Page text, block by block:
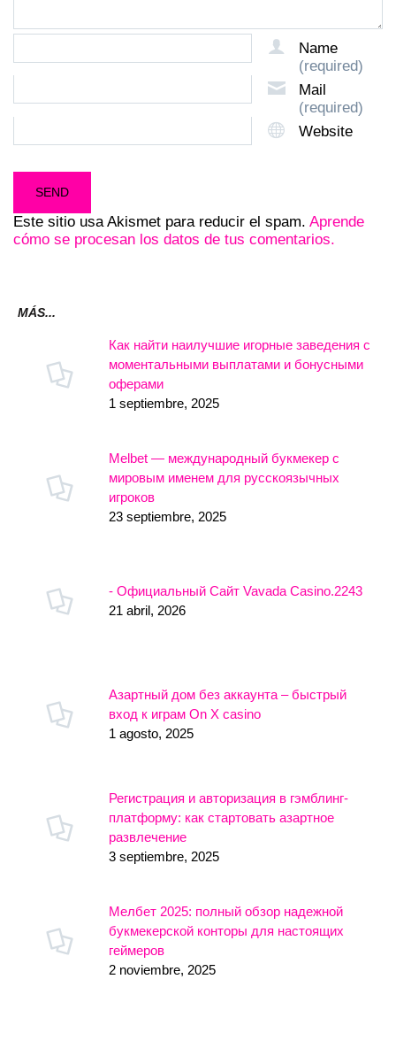
Name
(required)
Mail
(required)
Website
Este sitio usa Akismet para reducir el spam. Aprende
cómo se procesan los datos de tus comentarios.
MÁS...
Как найти наилучшие игорные заведения с
моментальными выплатами и бонусными
оферами
1 septiembre, 2025
Melbet — международный букмекер с
мировым именем для русскоязычных
игроков
23 septiembre, 2025
- Официальный Сайт Vavada Casino.2243
21 abril, 2026
Азартный дом без аккаунта – быстрый
вход к играм On X casino
1 agosto, 2025
Регистрация и авторизация в гэмблинг-
платформу: как стартовать азартное
развлечение
3 septiembre, 2025
Мелбет 2025: полный обзор надежной
букмекерской конторы для настоящих
геймеров
2 noviembre, 2025